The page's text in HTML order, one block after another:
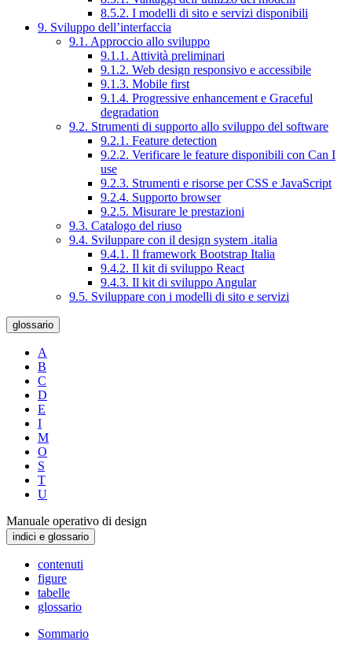
8.5.2. I modelli di sito e servizi disponibili
9. Sviluppo dell’interfaccia
9.1. Approccio allo sviluppo
9.1.1. Attività preliminari
9.1.2. Web design responsivo e accessibile
9.1.3. Mobile first
9.1.4. Progressive enhancement e Graceful
degradation
9.2. Strumenti di supporto allo sviluppo del software
9.2.1. Feature detection
9.2.2. Verificare le feature disponibili con Can I
use
9.2.3. Strumenti e risorse per CSS e JavaScript
9.2.4. Supporto browser
9.2.5. Misurare le prestazioni
9.3. Catalogo del riuso
9.4. Sviluppare con il design system .italia
9.4.1. Il framework Bootstrap Italia
9.4.2. Il kit di sviluppo React
9.4.3. Il kit di sviluppo Angular
9.5. Sviluppare con i modelli di sito e servizi
glossario
A
B
C
D
E
I
M
O
S
T
U
Manuale operativo di design
indici e glossario
contenuti
figure
tabelle
glossario
Sommario